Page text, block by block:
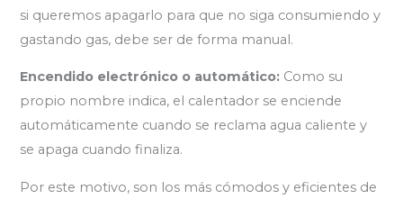
si queremos apagarlo para que no siga consumiendo y
gastando gas, debe ser de forma manual.
Encendido electrónico o automático: Como su
propio nombre indica, el calentador se enciende
automáticamente cuando se reclama agua caliente y
se apaga cuando finaliza.
Por este motivo, son los más cómodos y eficientes de